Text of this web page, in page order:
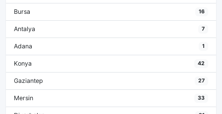
Bursa 16
Antalya 7
Adana 1
Konya 42
Gaziantep 27
Mersin 33